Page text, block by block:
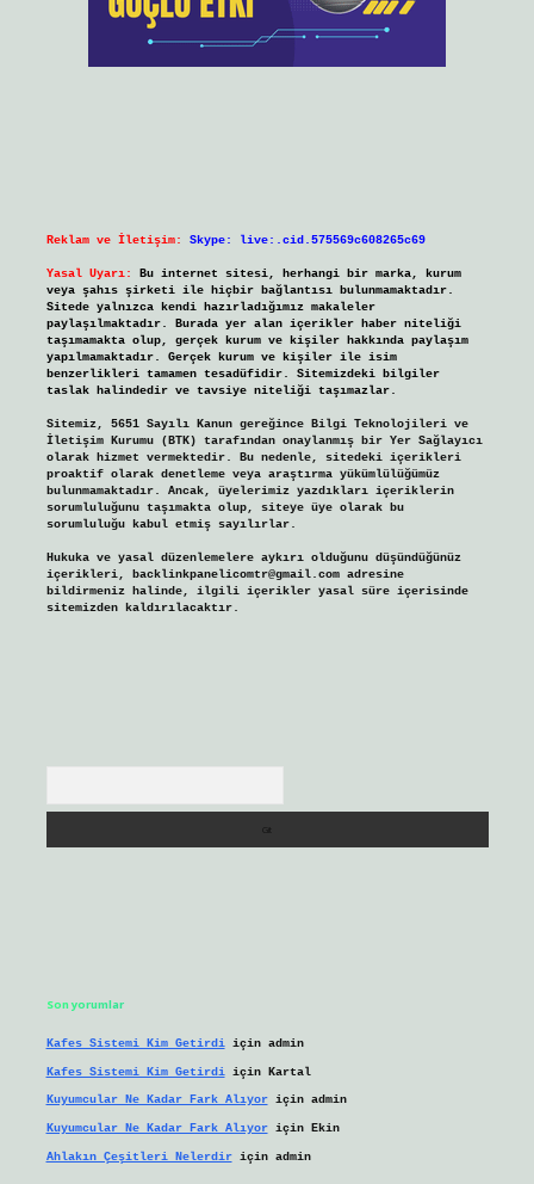
Reklam ve İletişim: Skype: live:.cid.575569c608265c69
Yasal Uyarı:
Bu internet sitesi, herhangi bir marka, kurum
veya şahıs şirketi ile hiçbir bağlantısı bulunmamaktadır.
Sitede yalnızca kendi hazırladığımız makaleler
paylaşılmaktadır. Burada yer alan içerikler haber niteliği
taşımamakta olup, gerçek kurum ve kişiler hakkında paylaşım
yapılmamaktadır. Gerçek kurum ve kişiler ile isim
benzerlikleri tamamen tesadüfidir. Sitemizdeki bilgiler
taslak halindedir ve tavsiye niteliği taşımazlar.
Sitemiz, 5651 Sayılı Kanun gereğince Bilgi Teknolojileri ve
İletişim Kurumu (BTK) tarafından onaylanmış bir Yer Sağlayıcı
olarak hizmet vermektedir. Bu nedenle, sitedeki içerikleri
proaktif olarak denetleme veya araştırma yükümlülüğümüz
bulunmamaktadır. Ancak, üyelerimiz yazdıkları içeriklerin
sorumluluğunu taşımakta olup, siteye üye olarak bu
sorumluluğu kabul etmiş sayılırlar.
Hukuka ve yasal düzenlemelere aykırı olduğunu düşündüğünüz
içerikleri, backlinkpanelicomtr@gmail.comadresine
bildirmeniz halinde, ilgili içerikler yasal süre içerisinde
sitemizden kaldırılacaktır.
Son yorumlar
Kafes Sistemi Kim Getirdiiçin admin
Kafes Sistemi Kim Getirdiiçin Kartal
Kuyumcular Ne Kadar Fark Alıyoriçin admin
Kuyumcular Ne Kadar Fark Alıyoriçin Ekin
Ahlakın Çeşitleri Nelerdiriçin admin